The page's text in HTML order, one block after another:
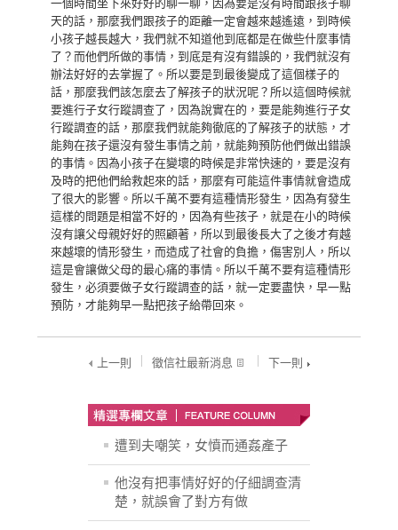
一個時間坐下來好好的聊一聊，因為要是沒有時間跟孩子聊
天的話，那麼我們跟孩子的距離一定會越來越遙遠，到時候
小孩子越長越大，我們就不知道他到底都是在做些什麼事情
了？而他們所做的事情，到底是有沒有錯誤的，我們就沒有
辦法好好的去掌握了。所以要是到最後變成了這個樣子的
話，那麼我們該怎麼去了解孩子的狀況呢？所以這個時候就
要進行子女行蹤調查了，因為說實在的，要是能夠進行子女
行蹤調查的話，那麼我們就能夠徹底的了解孩子的狀態，才
能夠在孩子還沒有發生事情之前，就能夠預防他們做出錯誤
的事情。因為小孩子在變壞的時候是非常快速的，要是沒有
及時的把他們給救起來的話，那麼有可能這件事情就會造成
了很大的影響。所以千萬不要有這種情形發生，因為有發生
這樣的問題是相當不好的，因為有些孩子，就是在小的時候
沒有讓父母親好好的照顧著，所以到最後長大了之後才有越
來越壞的情形發生，而造成了社會的負擔，傷害別人，所以
這是會讓做父母的最心痛的事情。所以千萬不要有這種情形
發生，必須要做子女行蹤調查的話，就一定要盡快，早一點
預防，才能夠早一點把孩子給帶回來。
上一則 徵信社最新消息 下一則
遭到夫嘲笑，女憤而通姦產子
他沒有把事情好好的仔細調查清
楚，就誤會了對方有做